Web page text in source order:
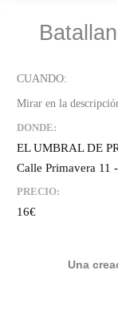
DONDE:
EL UMBRAL DE
Calle Primavera 11
PRECIO:
16€
Una